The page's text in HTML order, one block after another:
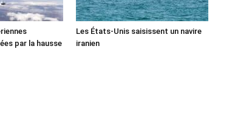
par la hausse
Les États-Unis saisissent un navire
iranien